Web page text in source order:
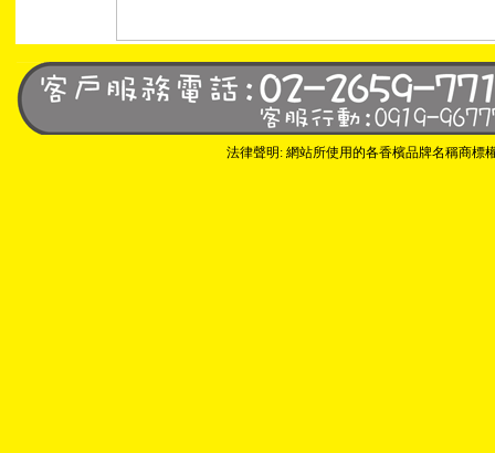
法律聲明: 網站所使用的各香檳品牌名稱商標